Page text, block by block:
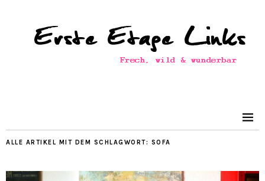
ALLE ARTIKEL MIT DEM SCHLAGWORT: SOFA